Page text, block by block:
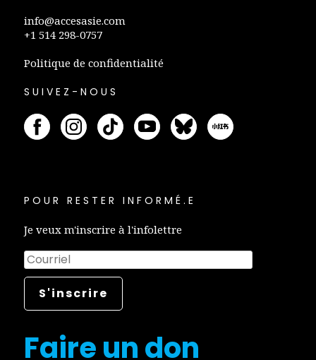
info@accesasie.com
+1 514 298-0757
Politique de confidentialité
SUIVEZ-NOUS
POUR RESTER INFORMÉ.E
Je veux m'inscrire à l'infolettre
Faire un don